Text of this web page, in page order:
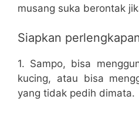
musang suka berontak
Siapkan
1. Sampo, bisa
kucing, atau bisa
yang tidak pedih dimata.